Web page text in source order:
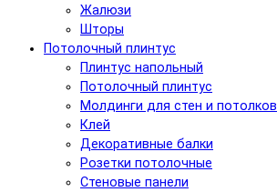
Жалюзи
Шторы
Потолочный плинтус
Плинтус напольный
Потолочный плинтус
Молдинги для стен и потолков
Клей
Декоративные балки
Розетки потолочные
Стеновые панели